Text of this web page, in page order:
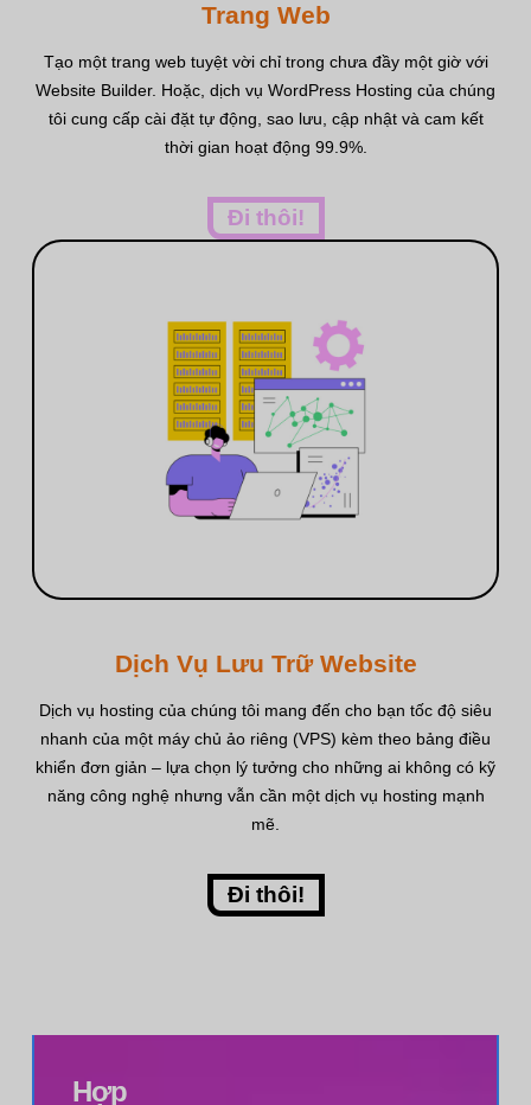
Trang Web
Tạo một trang web tuyệt vời chỉ trong chưa đầy một giờ với
Website Builder. Hoặc, dịch vụ WordPress Hosting của chúng
tôi cung cấp cài đặt tự động, sao lưu, cập nhật và cam kết
thời gian hoạt động 99.9%.
Đi thôi!
Dịch Vụ Lưu Trữ Website
Dịch vụ hosting của chúng tôi mang đến cho bạn tốc độ siêu
nhanh của một máy chủ ảo riêng (VPS) kèm theo bảng điều
khiển đơn giản – lựa chọn lý tưởng cho những ai không có kỹ
năng công nghệ nhưng vẫn cần một dịch vụ hosting mạnh
mẽ.
Đi thôi!
Hợp